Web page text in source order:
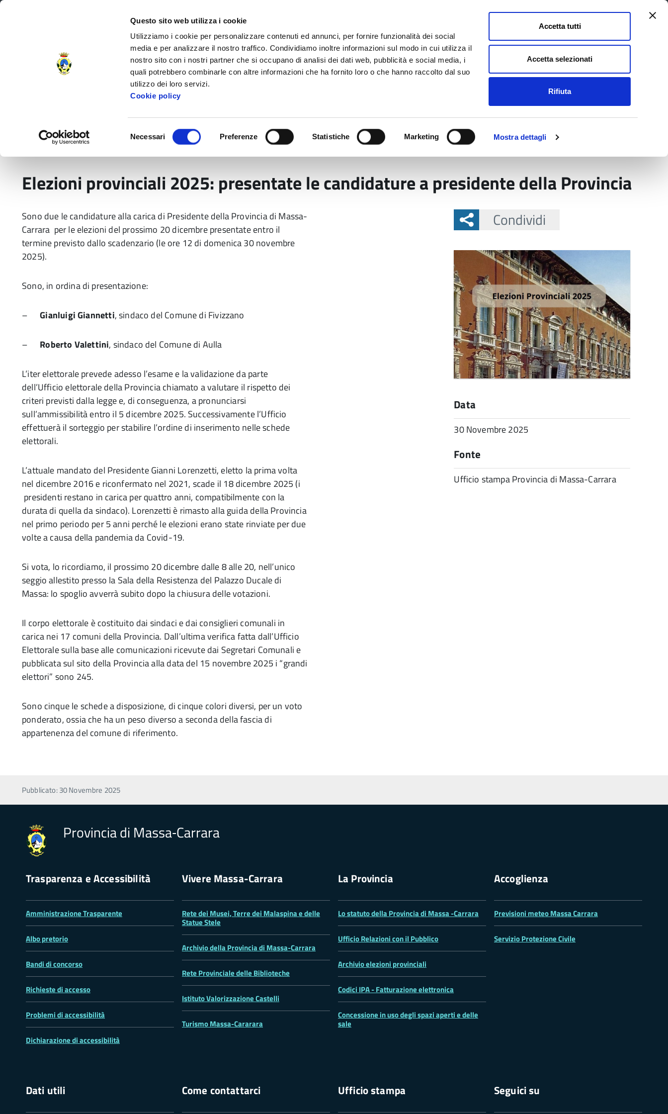
Questo sito web utilizza i cookie
Utilizziamo i cookie per personalizzare contenuti ed annunci, per fornire funzionalità dei social
media e per analizzare il nostro traffico. Condividiamo inoltre informazioni sul modo in cui utilizza il
nostro sito con i nostri partner che si occupano di analisi dei dati web, pubblicità e social media, i
quali potrebbero combinarle con altre informazioni che ha fornito loro o che hanno raccolto dal suo
utilizzo dei loro servizi.
Cookie policy
Necessari Preferenze Statistiche Marketing Mostra dettagli
Accetta tutti
Accetta selezionati
Rifiuta
Provincia di Massa‑Carrara
Seguici su Pagina
Settori e uffici Servizi e Documenti
La Provincia e il territorio
Governo dell'Ente Elezioni provinciali 2025 Elezioni provinciali 2025: presentate le candidature a presidente della Provincia
Elezioni provinciali 2025: presentate le candidature a presidente della Provincia
Sono due le candidature alla carica di Presidente della Provincia di Massa-
Carrara per le elezioni del prossimo 20 dicembre presentate entro il
termine previsto dallo scadenzario (le ore 12 di domenica 30 novembre
2025).
Sono, in ordina di presentazione:
–Gianluigi Giannetti, sindaco del Comune di Fivizzano
– Roberto Valettini, sindaco del Comune di Aulla
L’iter elettorale prevede adesso l’esame e la validazione da parte
dell’Ufficio elettorale della Provincia chiamato a valutare il rispetto dei
criteri previsti dalla legge e, di conseguenza, a pronunciarsi
sull’ammissibilità entro il 5 dicembre 2025. Successivamente l’Ufficio
effettuerà il sorteggio per stabilire l’ordine di inserimento nelle schede
elettorali.
L’attuale mandato del Presidente Gianni Lorenzetti, eletto la prima volta
nel dicembre 2016 e riconfermato nel 2021, scade il 18 dicembre 2025 (i
presidenti restano in carica per quattro anni, compatibilmente con la
durata di quella da sindaco). Lorenzetti è rimasto alla guida della Provincia
nel primo periodo per 5 anni perché le elezioni erano state rinviate per due
volte a causa della pandemia da Covid-19.
Si vota, lo ricordiamo, il prossimo 20 dicembre dalle 8 alle 20, nell’unico
seggio allestito presso la Sala della Resistenza del Palazzo Ducale di
Massa: lo spoglio avverrà subito dopo la chiusura delle votazioni.
Il corpo elettorale è costituito dai sindaci e dai consiglieri comunali in
carica nei 17 comuni della Provincia. Dall’ultima verifica fatta dall’Ufficio
Elettorale sulla base alle comunicazioni ricevute dai Segretari Comunali e
pubblicata sul sito della Provincia alla data del 15 novembre 2025 i “grandi
elettori” sono 245.
Sono cinque le schede a disposizione, di cinque colori diversi, per un voto
ponderato, ossia che ha un peso diverso a seconda della fascia di
appartenenza del comune di riferimento.
Condividi
Data
30 Novembre 2025
Fonte
Ufficio stampa Provincia di Massa-Carrara
Pubblicato: 30 Novembre 2025
Provincia di Massa‑Carrara
Trasparenza e Accessibilità
Amministrazione Trasparente
Albo pretorio
Bandi di concorso
Richieste di accesso
Problemi di accessibilità
Dichiarazione di accessibilità
Vivere Massa-Carrara
Rete dei Musei, Terre dei Malaspina e delle
Statue Stele
Archivio della Provincia di Massa-Carrara
Rete Provinciale delle Biblioteche
Istituto Valorizzazione Castelli
Turismo Massa-Cararara
La Provincia
Lo statuto della Provincia di Massa -Carrara
Ufficio Relazioni con il Pubblico
Archivio elezioni provinciali
Codici IPA - Fatturazione elettronica
Concessione in uso degli spazi aperti e delle
sale
Accoglienza
Previsioni meteo Massa Carrara
Servizio Protezione Civile
Dati utili Come contattarci Ufficio stampa Seguici su